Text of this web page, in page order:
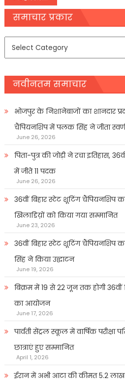
navigation
समाचार प्रकार
समाचार
नवीनतम समाचार
भोजपुर के निशानेबाजों का शानदार
चैंपियनशिप में पलक सिंह ने जीता
June 26, 2026
पिता-पुत्र की जोड़ी ने रचा इतिहास,
में जीते 11 पदक
June 26, 2026
36वीं बिहार स्टेट शूटिंग चैंपियनशिप
खिलाडिय़ों को किया गया सम्मानित
June 23, 2026
36वीं बिहार स्टेट शूटिंग चैंपियनशिप
सिंह ने किया उद्घाटन
June 19, 2026
बिक्रम में 19 से 22 जून तक होगी
का आयोजन
June 17, 2026
पार्वती सेंट्रल स्कूल में वार्षिक परीक्षा
छात्राएं हुए सम्मानित
April 1, 2026
ईरान में अभी आटा की कीमत 5.2 लाख